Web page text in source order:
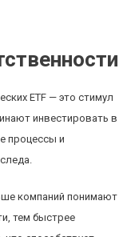
ETF — это стимул
инвестировать в
процессы и
компаний понимают
тем быстрее